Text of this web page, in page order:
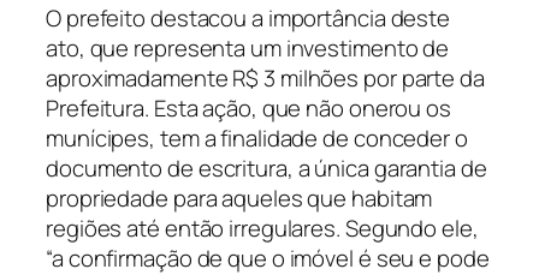
O prefeito destacou a importância deste
ato, que representa um investimento de
aproximadamente R$ 3 milhões por parte da
Prefeitura. Esta ação, que não onerou os
munícipes, tem a finalidade de conceder o
documento de escritura, a única garantia de
propriedade para aqueles que habitam
regiões até então irregulares. Segundo ele,
“a confirmação de que o imóvel é seu e pode